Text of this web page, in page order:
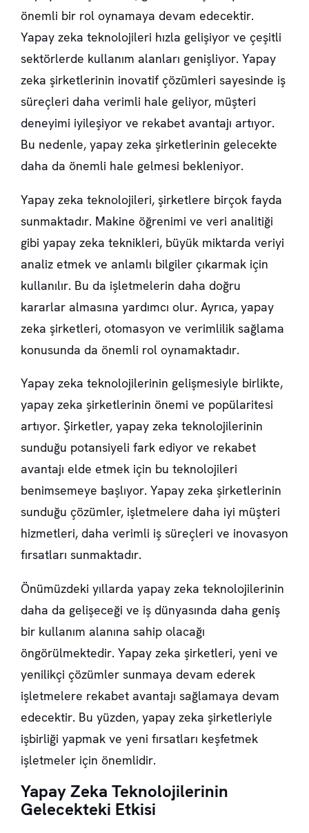
önemli bir rol oynamaya devam edecektir.
Yapay zeka teknolojileri hızla gelişiyor ve çeşitli
sektörlerde kullanım alanları genişliyor. Yapay
zeka şirketlerinin inovatif çözümleri sayesinde iş
süreçleri daha verimli hale geliyor, müşteri
deneyimi iyileşiyor ve rekabet avantajı artıyor.
Bu nedenle, yapay zeka şirketlerinin gelecekte
daha da önemli hale gelmesi bekleniyor.
Yapay zeka teknolojileri, şirketlere birçok fayda
sunmaktadır. Makine öğrenimi ve veri analitiği
gibi yapay zeka teknikleri, büyük miktarda veriyi
analiz etmek ve anlamlı bilgiler çıkarmak için
kullanılır. Bu da işletmelerin daha doğru
kararlar almasına yardımcı olur. Ayrıca, yapay
zeka şirketleri, otomasyon ve verimlilik sağlama
konusunda da önemli rol oynamaktadır.
Yapay zeka teknolojilerinin gelişmesiyle birlikte,
yapay zeka şirketlerinin önemi ve popülaritesi
artıyor. Şirketler, yapay zeka teknolojilerinin
sunduğu potansiyeli fark ediyor ve rekabet
avantajı elde etmek için bu teknolojileri
benimsemeye başlıyor. Yapay zeka şirketlerinin
sunduğu çözümler, işletmelere daha iyi müşteri
hizmetleri, daha verimli iş süreçleri ve inovasyon
fırsatları sunmaktadır.
Önümüzdeki yıllarda yapay zeka teknolojilerinin
daha da gelişeceği ve iş dünyasında daha geniş
bir kullanım alanına sahip olacağı
öngörülmektedir. Yapay zeka şirketleri, yeni ve
yenilikçi çözümler sunmaya devam ederek
işletmelere rekabet avantajı sağlamaya devam
edecektir. Bu yüzden, yapay zeka şirketleriyle
işbirliği yapmak ve yeni fırsatları keşfetmek
işletmeler için önemlidir.
Yapay Zeka Teknolojilerinin
Gelecekteki Etkisi